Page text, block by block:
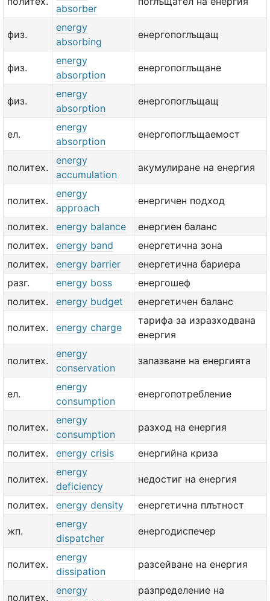
absorber
физ.
energy
absorbing
енергопоглъщащ
физ.
energy
absorption
енергопоглъщане
физ.
energy
absorption
енергопоглъщащ
ел.
energy
absorption
енергопоглъщаемост
политех.
energy
accumulation
акумулиране на енергия
политех.
energy
approach
енергичен подход
политех. energy balance
енергиен баланс
политех.
energy band
енергетична зона
политех.
energy barrier
енергетична бариера
разг.
energy boss
енергошеф
политех.
energy budget енергетичен баланс
политех. energy charge
тарифа за изразходвана
енергия
политех.
energy
conservation
запазване на енергията
ел.
energy
consumption
енергопотребление
политех.
energy
consumption
разход на енергия
политех. energy crisis енергийна криза
политех.
energy
deficiency
недостиг на енергия
политех. energy density енергетична плътност
жп.
energy
dispatcher
енергодиспечер
политех.
energy
dissipation
разсейване на енергия
политех.
energy
разпределение на